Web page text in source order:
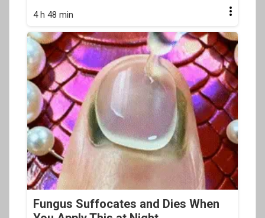
4 h 48 min
Fungus Suffocates and Dies When